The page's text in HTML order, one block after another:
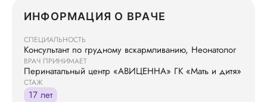
ИНФОРМАЦИЯ О ВРАЧЕ
СПЕЦИАЛЬНОСТЬ
Консультант по грудному вскармливанию, Неонатолог
ВРАЧ ПРИНИМАЕТ
Перинатальный центр «АВИЦЕННА» ГК «Мать и дитя»
СТАЖ
17 лет